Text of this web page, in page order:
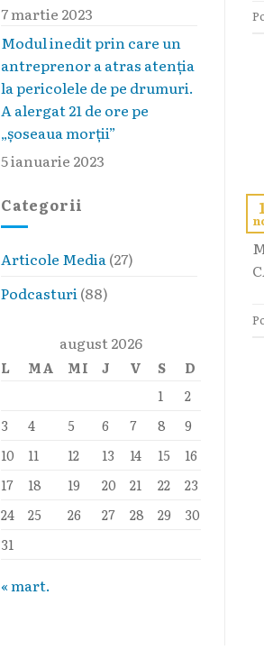
7 martie 2023
Modul inedit prin care un
antreprenor a atras atenția
la pericolele de pe drumuri.
A alergat 21 de ore pe
„șoseaua morții”
5 ianuarie 2023
Categorii
Articole Media(27)
Podcasturi(88)
august 2026
L MA MI J V S
D
1
2
3
4 5 6 7 8
9
10
11 12 13 14 15
16
17
18 19 20 21 22
23
24
25 26 27 28 29
30
31
« mart.